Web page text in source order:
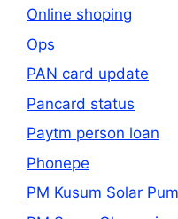
Online shoping
Ops
PAN card update
Pancard status
Paytm person loan
Phonepe
PM Kusum Solar